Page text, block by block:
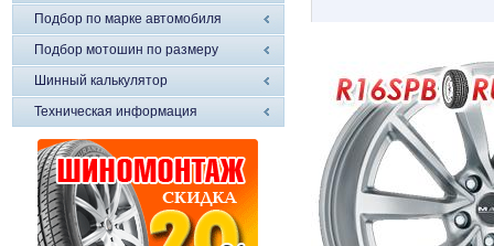
Подбор по марке автомобиля
Подбор мотошин по размеру
Шинный калькулятор
Техническая информация